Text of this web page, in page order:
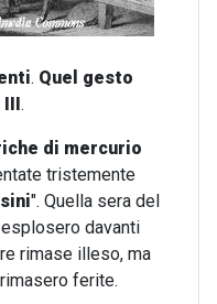
. Quel gesto
III.
di mercurio
tristemente
". Quella sera del
davanti
rimase illeso, ma
ferite.